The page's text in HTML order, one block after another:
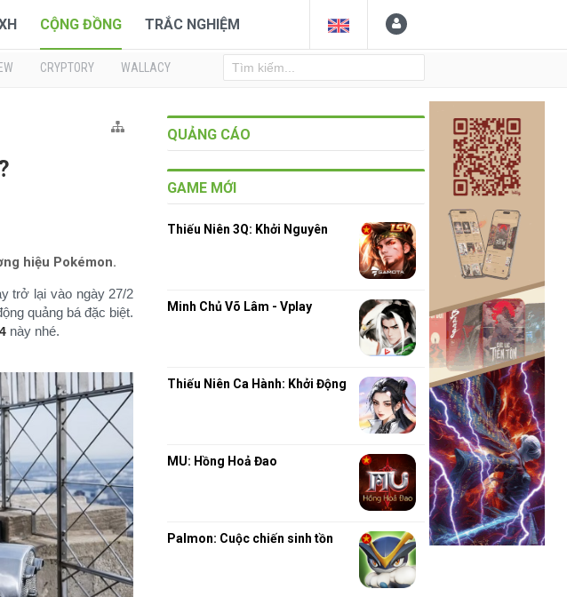
CỘNG ĐỒNG TRẮC NGHIỆM
CRYPTORY WALLACY
hiệu Pokémon.
trở lại vào ngày 27/2
quảng bá đặc biệt.
này nhé.
QUẢNG CÁO
GAME MỚI
Thiếu Niên 3Q: Khởi Nguyên
Minh Chủ Võ Lâm - Vplay
Thiếu Niên Ca Hành: Khởi Động
MU: Hồng Hoả Đao
Palmon: Cuộc chiến sinh tồn